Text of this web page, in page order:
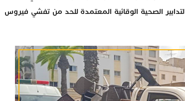
الصحية الوقائية المعتمدة للحد من تفشي فيروس